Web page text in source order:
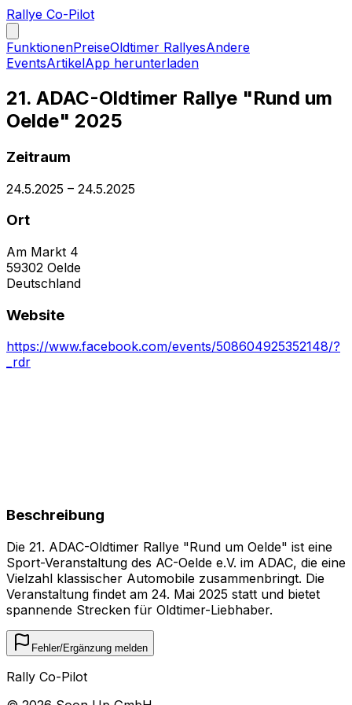
Rallye Co-Pilot
FunktionenPreiseOldtimer RallyesAndere
EventsArtikelApp herunterladen
21. ADAC-Oldtimer Rallye "Rund um
Oelde" 2025
Zeitraum
24.5.2025 – 24.5.2025
Ort
Am Markt 4
59302 Oelde
Deutschland
Website
https://www.facebook.com/events/508604925352148/?
_rdr
Beschreibung
Die 21. ADAC-Oldtimer Rallye "Rund um Oelde" ist eine
Sport-Veranstaltung des AC-Oelde e.V. im ADAC, die eine
Vielzahl klassischer Automobile zusammenbringt. Die
Veranstaltung findet am 24. Mai 2025 statt und bietet
spannende Strecken für Oldtimer-Liebhaber.
Fehler/Ergänzung melden
Rally Co-Pilot